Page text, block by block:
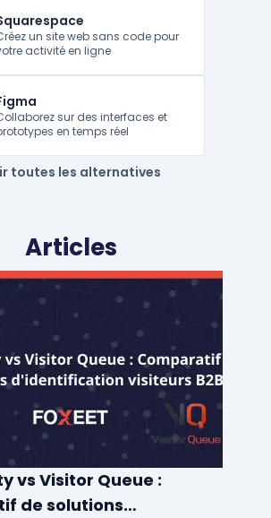
un site web sans code pour
activité en ligne
sur des interfaces et
en temps réel
toutes les alternatives
Articles
vs Visitor Queue :
de solutions